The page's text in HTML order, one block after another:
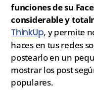
funciones de su
considerable y
ThinkUp, y permite
haces en tus redes
postearlo en un
mostrar los post
populares.